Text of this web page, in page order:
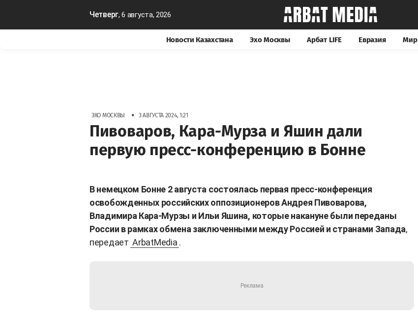
Четверг, 6 августа, 2026
Новости Казахстана Эхо Москвы Арбат LIFE Евразия Мир
ЭХО МОСКВЫ • 3 АВГУСТА 2024, 1:21
Пивоваров, Кара-Мурза и Яшин дали
первую пресс-конференцию в Бонне
В немецком Бонне 2 августа состоялась первая пресс-конференция
освобожденных российских оппозиционеров Андрея Пивоварова,
Владимира Кара-Мурзы и Ильи Яшина, которые накануне были переданы
России в рамках обмена заключенными между Россией и странами Запада,
передает ArbatMedia .